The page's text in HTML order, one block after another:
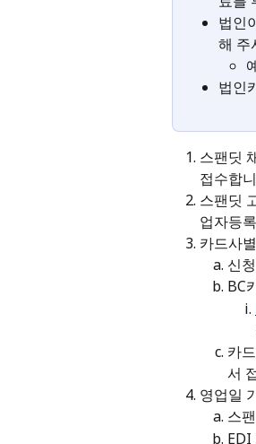
법인
해 주
법인
스팬딧
접수합
스팬딧
업자등
카드사
신
BC
카
서
영업일
스
EDI